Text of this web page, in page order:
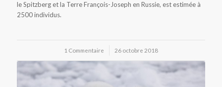
le Spitzberg et la Terre François-Joseph en Russie, est estimée à
2500 individus.
1 Commentaire
/ 26 octobre 2018